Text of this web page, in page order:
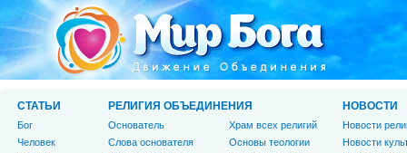
СТАТЬИ
Бог
Человек
РЕЛИГИЯ ОБЪЕДИНЕНИЯ
Основатель
Слова основателя
Храм всех религий
Основы теологии
НОВОСТИ
Новости
Новости